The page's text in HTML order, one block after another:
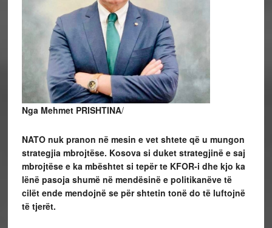
Nga Mehmet PRISHTINA/
NATO nuk pranon në mesin e vet shtete që u mungon
strategjia mbrojtëse. Kosova si duket strategjinë e saj
mbrojtëse e ka mbështet si tepër te KFOR-i dhe kjo ka
lënë pasoja shumë në mendësinë e politikanëve të
cilët ende mendojnë se për shtetin tonëdo të luftojnë
të tjerët.